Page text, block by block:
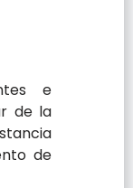
e
de la
de